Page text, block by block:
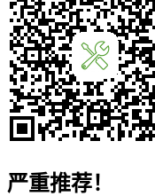
严重推荐！